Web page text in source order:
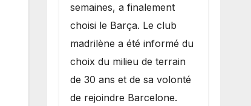
semaines, a finalement
choisi le Barça. Le club
madrilène a été informé du
choix du milieu de terrain
de 30 ans et de sa volonté
de rejoindre Barcelone.